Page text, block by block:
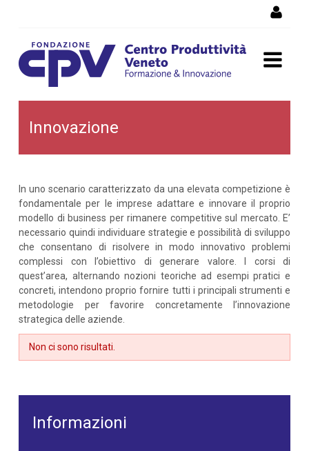
Innovazione
Innovazione
In uno scenario caratterizzato da una elevata competizione è
fondamentale per le imprese adattare e innovare il proprio
modello di business per rimanere competitive sul mercato. E’
necessario quindi individuare strategie e possibilità di sviluppo
che consentano di risolvere in modo innovativo problemi
complessi con l’obiettivo di generare valore. I corsi di
quest’area, alternando nozioni teoriche ad esempi pratici e
concreti, intendono proprio fornire tutti i principali strumenti e
metodologie per favorire concretamente l’innovazione
strategica delle aziende.
Non ci sono risultati.
Informazioni